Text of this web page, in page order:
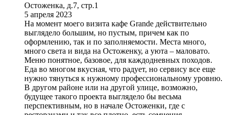
Остоженка, д.7, стр.1
5 апреля 2023
На момент моего визита кафе Grande действительно
выглядело большим, но пустым, причем как по
оформлению, так и по заполняемости. Места много,
много света и вида на Остоженку, а уюта – маловато.
Меню понятное, базовое, для каждодневных походов.
Еда во многом вкусная, что радует, но сервису все еще
нужно тянуться к нужному профессиональному уровню.
В другом районе или на другой улице, возможно,
будущее такого проекта выглядело бы весьма
перспективным, но в начале Остоженки, где с